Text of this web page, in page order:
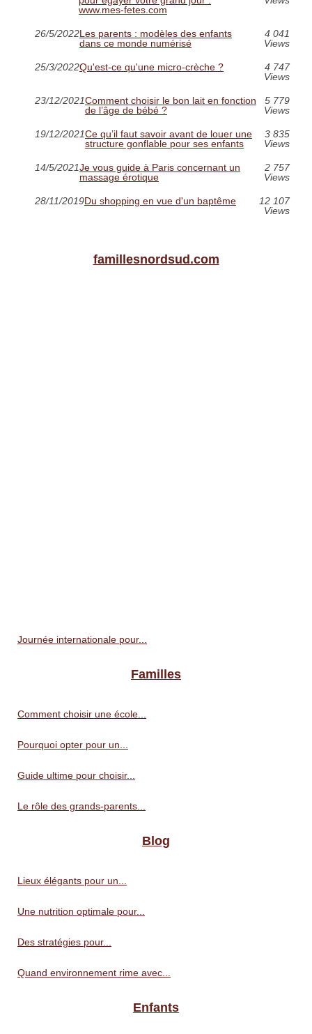
www.mes-fetes.com
26/5/2022Les parents : modèles des enfants
dans ce monde numérisé
4 041
Views
25/3/2022Qu'est-ce qu'une micro-crèche ?
4 747
Views
23/12/2021Comment choisir le bon lait en fonction
de l’âge de bébé ?
5 779
Views
19/12/2021Ce qu’il faut savoir avant de louer une
structure gonflable pour ses enfants
3 835
Views
14/5/2021Je vous guide à Paris concernant un
massage érotique
2 757
Views
28/11/2019Du shopping en vue d'un baptême
12 107
Views
famillesnordsud.com
Journée internationale pour...
Familles
Comment choisir une école...
Pourquoi opter pour un...
Guide ultime pour choisir...
Le rôle des grands-parents...
Blog
Lieux élégants pour un...
Une nutrition optimale pour...
Des stratégies pour...
Quand environnement rime avec...
Enfants